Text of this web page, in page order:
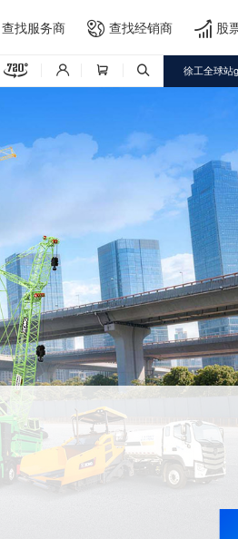
查找服务商  查找经销商  股
    徐工全球站